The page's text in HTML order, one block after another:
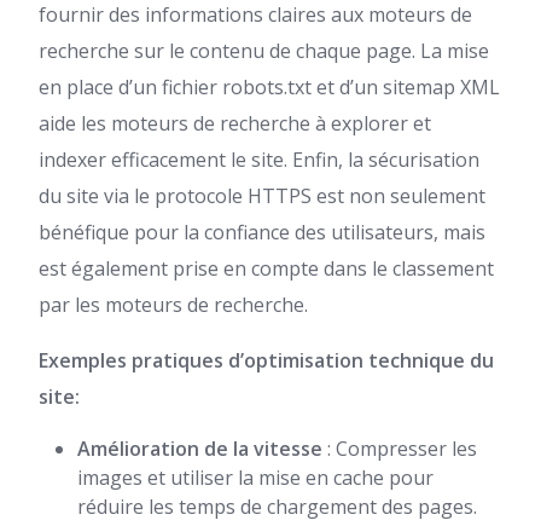
fournir des informations claires aux moteurs de
recherche sur le contenu de chaque page. La mise
en place d’un fichier robots.txt et d’un sitemap XML
aide les moteurs de recherche à explorer et
indexer efficacement le site. Enfin, la sécurisation
du site via le protocole HTTPS est non seulement
bénéfique pour la confiance des utilisateurs, mais
est également prise en compte dans le classement
par les moteurs de recherche.
Exemples pratiques d’optimisation technique du
site:
Amélioration de la vitesse : Compresser les
images et utiliser la mise en cache pour
réduire les temps de chargement des pages.